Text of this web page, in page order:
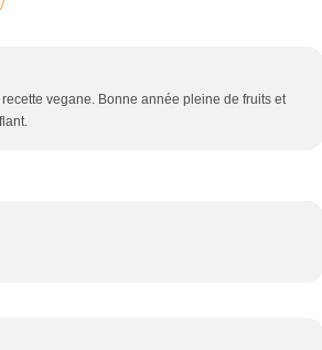
vegane. Bonne année pleine de fruits et